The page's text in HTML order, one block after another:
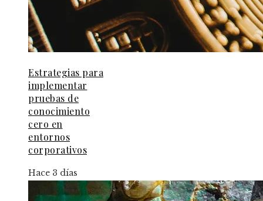
Estrategias para
implementar
pruebas de
conocimiento
cero en
entornos
corporativos
Hace 3 días